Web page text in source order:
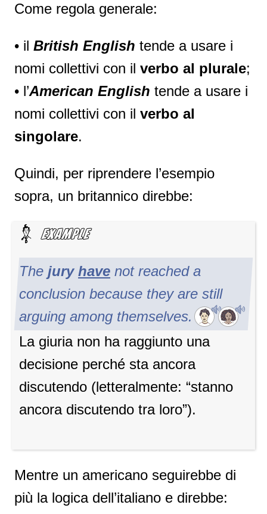
Come regola generale:
• il British English tende a usare i
nomi collettivi con il verbo al plurale;
• l’American English tende a usare i
nomi collettivi con il verbo al
singolare.
Quindi, per riprendere l’esempio
sopra, un britannico direbbe:
The jury have not reached a
conclusion because they are still
arguing among themselves.
La giuria non ha raggiunto una
decisione perché sta ancora
discutendo (letteralmente: “stanno
ancora discutendo tra loro”).
Mentre un americano seguirebbe di
più la logica dell’italiano e direbbe: